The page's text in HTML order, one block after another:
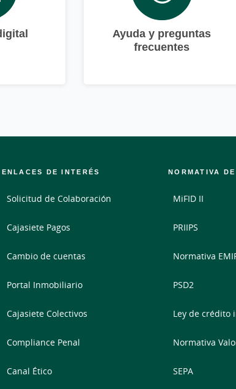
Ayuda y preguntas
frecuentes
ENLACES DE INTERÉS
Solicitud de Colaboración
Cajasiete Pagos
Cambio de cuentas
Portal Inmobiliario
Cajasiete Colectivos
Compliance Penal
Canal Ético
NORMATIVA
MiFID II
PRIIPS
Normativa
PSD2
Ley de crédito
Normativa
SEPA